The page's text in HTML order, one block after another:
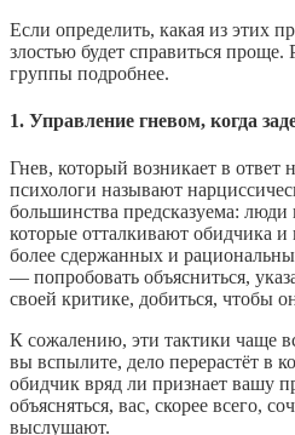
Если определить, какая из этих
злостью будет справиться
группы подробнее.
1. Управление гневом, когда
Гнев, который возникает в
психологи называют
большинства предсказуема: люди
которые отталкивают обидчика
более сдержанных и
— попробовать объясниться,
своей критике, добиться, чтобы
К сожалению, эти тактики чаще
вы вспылите, дело перерастёт в
обидчик вряд ли признает вашу
объясняться, вас, скорее всего,
выслушают.